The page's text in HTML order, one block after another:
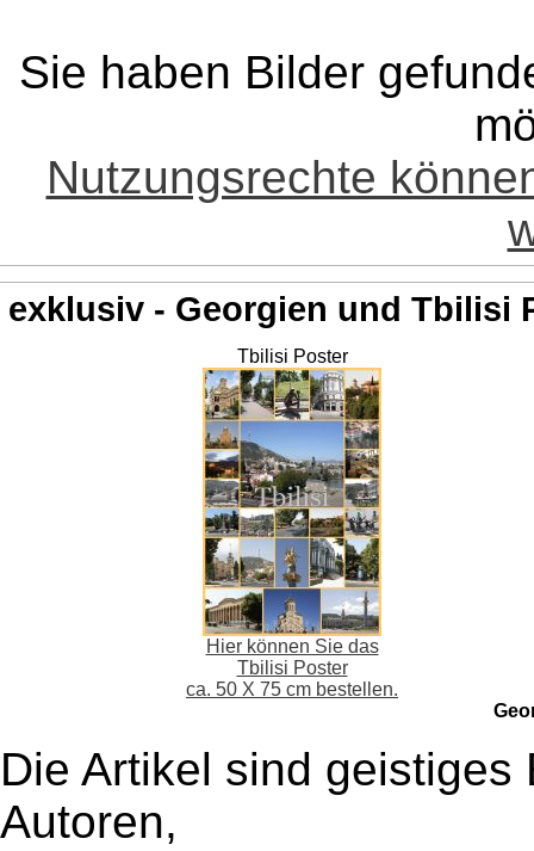
Sie haben Bilder
Nutzungsrechte
exklusiv - Georgien und Tbilisi
Tbilisi Poster
Hier können Sie das
Tbilisi Poster
ca. 50 X 75 cm bestellen.
Die Artikel sind
Autoren,